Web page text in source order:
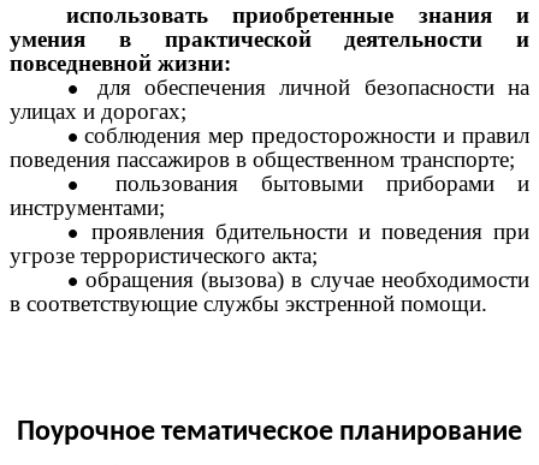
использовать приобретенные знания и
умения в практической деятельности и
повседневной жизни:
для обеспечения личной безопасности на
улицах и дорогах;
соблюдения мер предосторожности и правил
поведения пассажиров в общественном транспорте;
пользования бытовыми приборами и
инструментами;
проявления бдительности и поведения при
угрозе террористического акта;
обращения (вызова) в случае необходимости
в соответствующие службы экстренной помощи.
Поурочное тематическое планирование